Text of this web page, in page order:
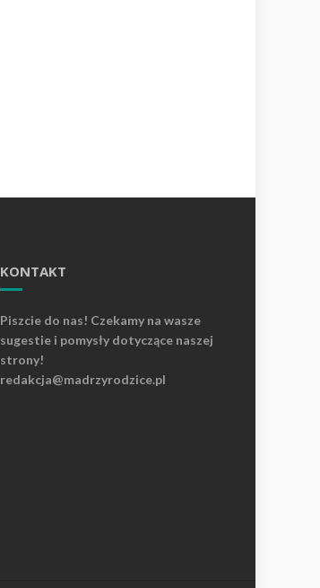
KONTAKT
Piszcie do nas! Czekamy na wasze
sugestie i pomysły dotyczące naszej
strony!
redakcja@madrzyrodzice.pl